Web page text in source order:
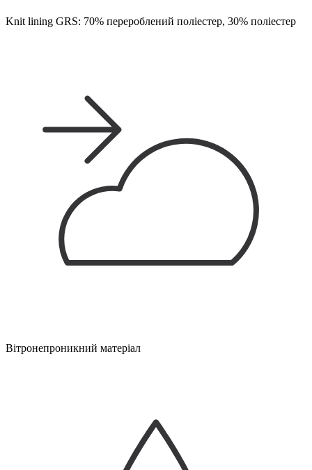
Knit lining GRS: 70% перероблений поліестер, 30% поліестер
Вітронепроникний матеріал